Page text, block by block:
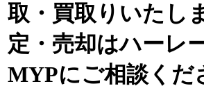
取・買取りいたし
定・売却はハーレ
MYPにご相談くだ